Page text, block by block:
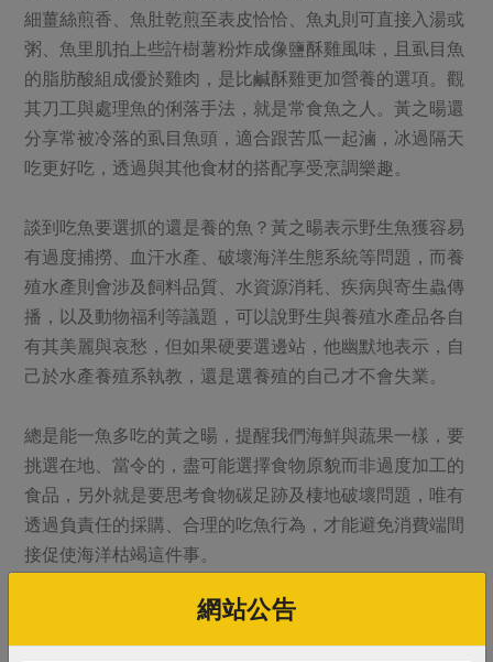
細薑絲煎香、魚肚乾煎至表皮恰恰、魚丸則可直接入湯或
粥、魚里肌拍上些許樹薯粉炸成像鹽酥雞風味，且虱目魚
的脂肪酸組成優於雞肉，是比鹹酥雞更加營養的選項。觀
其刀工與處理魚的俐落手法，就是常食魚之人。黃之暘還
分享常被冷落的虱目魚頭，適合跟苦瓜一起滷，冰過隔天
吃更好吃，透過與其他食材的搭配享受烹調樂趣。
談到吃魚要選抓的還是養的魚？黃之暘表示野生魚獲容易
有過度捕撈、血汗水產、破壞海洋生態系統等問題，而養
殖水產則會涉及飼料品質、水資源消耗、疾病與寄生蟲傳
播，以及動物福利等議題，可以說野生與養殖水產品各自
有其美麗與哀愁，但如果硬要選邊站，他幽默地表示，自
己於水產養殖系執教，還是選養殖的自己才不會失業。
總是能一魚多吃的黃之暘，提醒我們海鮮與蔬果一樣，要
挑選在地、當令的，盡可能選擇食物原貌而非過度加工的
食品，另外就是要思考食物碳足跡及棲地破壞問題，唯有
透過負責任的採購、合理的吃魚行為，才能避免消費端間
接促使海洋枯竭這件事。
海鮮與蔬果一樣，要挑選在地、當令的水產，盡
網站公告